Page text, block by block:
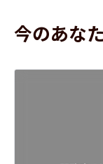
今のあな